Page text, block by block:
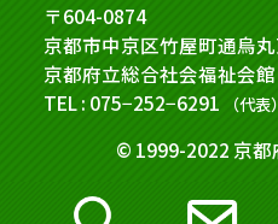
〒604-0874
京都市中京区竹屋町通烏
京都府立総合社会福祉会館
TEL : 075−252−6291
（代表）
© 1999-2022 京